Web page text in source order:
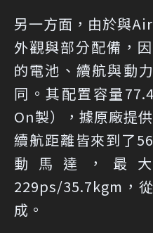
另一方面，由於與
外觀與部分配備，
的電池、續航與動
同。其配置容量
On製），據原廠提
續航距離皆來到了
動馬達，最
229ps/35.7kgm，
成。